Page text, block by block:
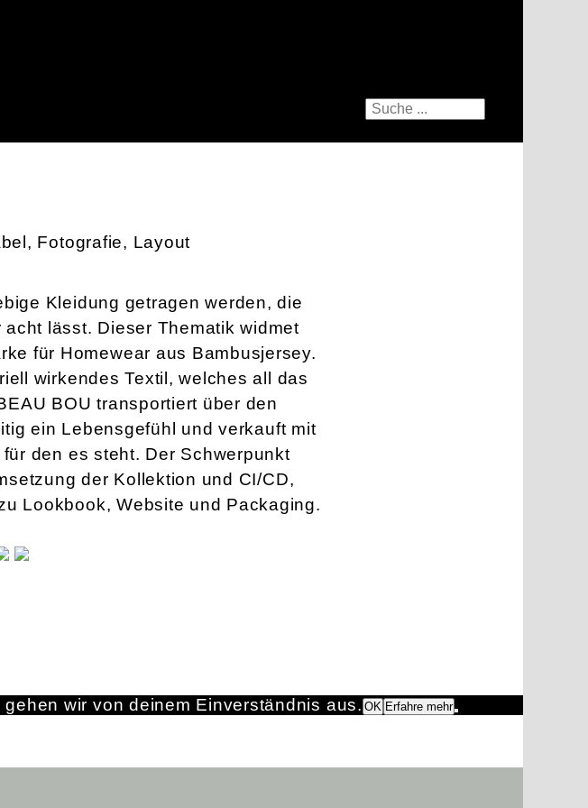
Fotografie, Layout
Kleidung getragen werden, die
lässt. Dieser Thematik widmet
für Homewear aus Bambusjersey.
wirkendes Textil, welches all das
BOU transportiert über den
ein Lebensgefühl und verkauft mit
den es steht. Der Schwerpunkt
der Kollektion und CI/CD,
Lookbook, Website und Packaging.
wir von deinem Einverständnis aus. OK Erfahre mehr